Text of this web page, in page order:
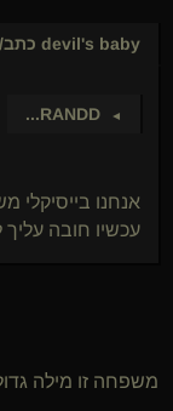
devil's baby
►
RANDD
...
אנחנו בייסיקלי
עכשיו חובה
משפחה זו מילה